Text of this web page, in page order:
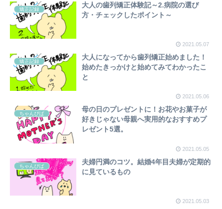
矯正記録
大人の歯列矯正体験記～2.病院の選び
方・チェックしたポイント～
2021.05.07
矯正記録
大人になってから歯列矯正始めました！
始めたきっかけと始めてみてわかったこ
と
2021.05.06
ちゃんびば
母の日のプレゼントに！お花やお菓子が
好きじゃない母親へ実用的なおすすめプ
レゼント5選。
2021.05.05
ちゃんびば
夫婦円満のコツ。結婚4年目夫婦が定期的
に見ているもの
2021.05.03